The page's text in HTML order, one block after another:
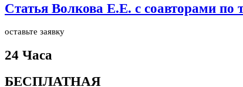
Статья Волкова Е.Е. с соавторами
оставьте заявку
24 Часа
БЕСПЛАТНАЯ